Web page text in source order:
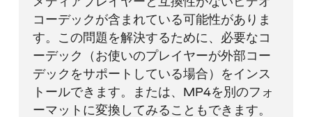
コーデックが含まれている可能性がありま
す。この問題を解決するために、必要なコ
ーデック（お使いのプレイヤーが外部コー
デックをサポートしている場合）をインス
トールできます。または、MP4を別のフォ
ーマットに変換してみることもできます。